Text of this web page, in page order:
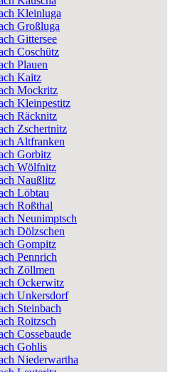
Kleinluga
Großluga
Gittersee
Coschütz
Plauen
Kaitz
Mockritz
Kleinpestitz
Räcknitz
Zschertnitz
Altfranken
Gorbitz
Wölfnitz
Naußlitz
Löbtau
Roßthal
Neunimptsch
Dölzschen
Gompitz
Pennrich
Zöllmen
Ockerwitz
Unkersdorf
Steinbach
Roitzsch
Cossebaude
Gohlis
Niederwartha